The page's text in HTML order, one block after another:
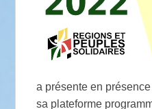
a présente en
sa plateforme